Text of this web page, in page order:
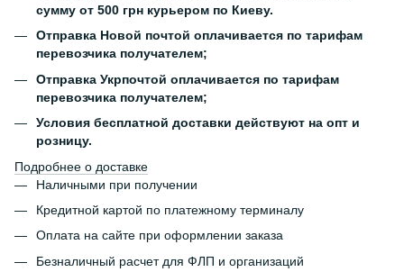
сумму от 500 грн курьером по Киеву.
Отправка Новой почтой оплачивается по тарифам
перевозчика получателем;
Отправка Укрпочтой оплачивается по тарифам
перевозчика получателем;
Условия бесплатной доставки действуют на опт и
розницу.
Подробнее о доставке
Наличными при получении
Кредитной картой по платежному терминалу
Оплата на сайте при оформлении заказа
Безналичный расчет для ФЛП и организаций